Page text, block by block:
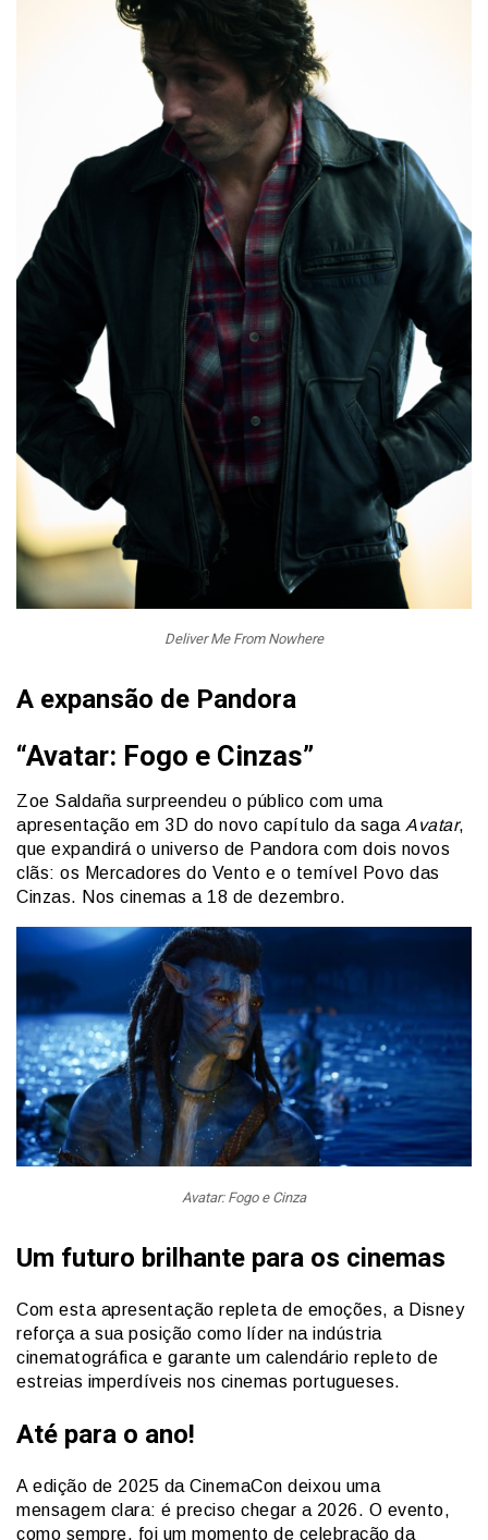
Deliver Me From Nowhere
A expansão de Pandora
“Avatar: Fogo e Cinzas”
Zoe Saldaña surpreendeu o público com uma
apresentação em 3D do novo capítulo da saga Avatar,
que expandirá o universo de Pandora com dois novos
clãs: os Mercadores do Vento e o temível Povo das
Cinzas. Nos cinemas a 18 de dezembro.
Avatar: Fogo e Cinza
Um futuro brilhante para os cinemas
Com esta apresentação repleta de emoções, a Disney
reforça a sua posição como líder na indústria
cinematográfica e garante um calendário repleto de
estreias imperdíveis nos cinemas portugueses.
Até para o ano!
A edição de 2025 da CinemaCon deixou uma
mensagem clara: é preciso chegar a 2026. O evento,
como sempre, foi um momento de celebração da